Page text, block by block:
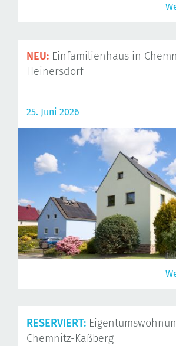
NEU: Einfamilienhaus in
Heinersdorf
25. Juni 2026
RESERVIERT:
Chemnitz-Kaßberg